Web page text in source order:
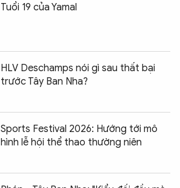
Tuổi 19 của Yamal
HLV Deschamps nói gì sau thất bại
trước Tây Ban Nha?
Sports Festival 2026: Hướng tới mô
hình lễ hội thể thao thường niên